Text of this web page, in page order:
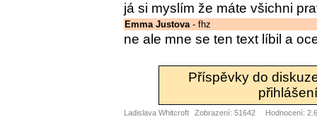
já si myslím že máte všichni
Emma Justova- fhz
ne ale mne se ten text líbil a
Příspěvky do
Ladislava Whitcroft Zobrazení: 51642 Hodnocení: